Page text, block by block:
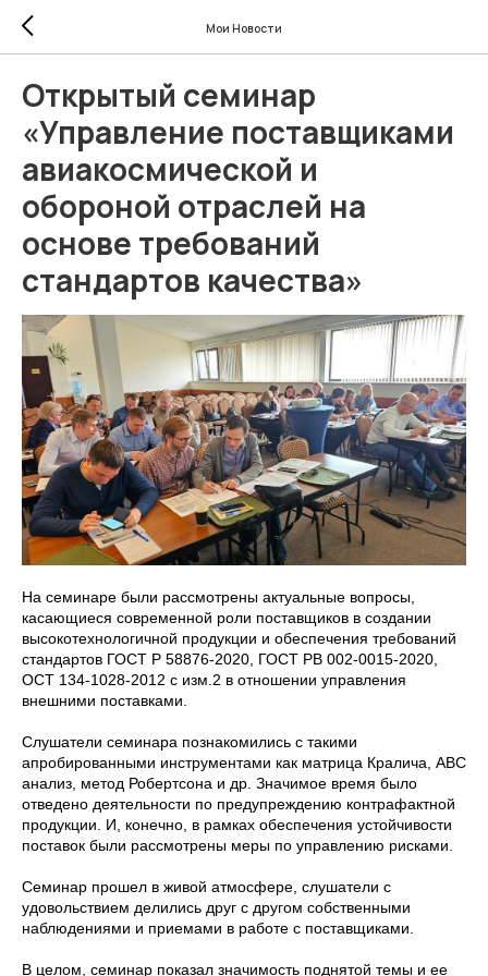
Мои Новости
Открытый семинар
«Управление поставщиками
авиакосмической и
обороной отраслей на
основе требований
стандартов качества»
На семинаре были рассмотрены актуальные вопросы,
касающиеся современной роли поставщиков в создании
высокотехнологичной продукции и обеспечения требований
стандартов ГОСТ Р 58876-2020, ГОСТ РВ 002-0015-2020,
ОСТ 134-1028-2012 с изм.2 в отношении управления
внешними поставками.
Слушатели семинара познакомились с такими
апробированными инструментами как матрица Кралича, АВС
анализ, метод Робертсона и др. Значимое время было
отведено деятельности по предупреждению контрафактной
продукции. И, конечно, в рамках обеспечения устойчивости
поставок были рассмотрены меры по управлению рисками.
Семинар прошел в живой атмосфере, слушатели с
удовольствием делились друг с другом собственными
наблюдениями и приемами в работе с поставщиками.
В целом, семинар показал значимость поднятой темы и ее